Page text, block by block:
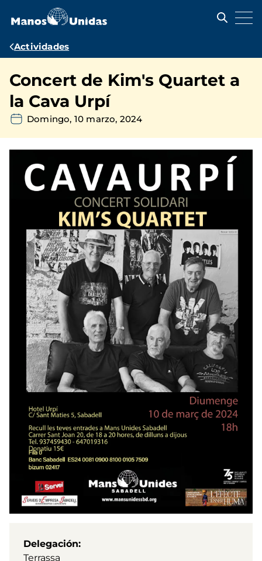
contenido
Ruta
navegación
Actividades
Concert de Kim's Quartet a
la Cava Urpí
Domingo, 10 marzo, 2024
Delegación
Terrassa